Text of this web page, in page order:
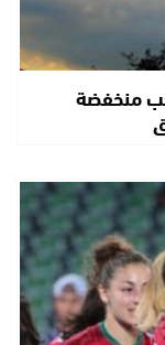
منخفضة